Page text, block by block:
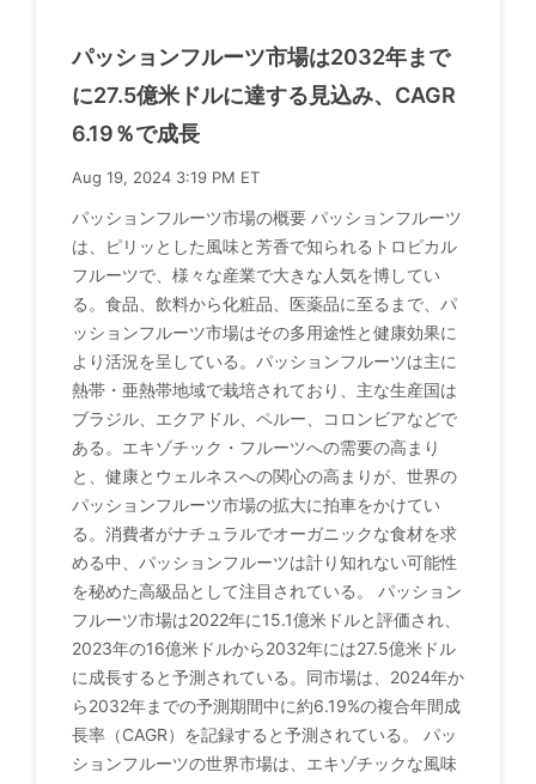
パッションフルーツ市場は2032年まで
に27.5億米ドルに達する見込み、CAGR
6.19％で成長
Aug 19, 2024 3:19 PM ET
パッションフルーツ市場の概要 パッションフルーツ
は、ピリッとした風味と芳香で知られるトロピカル
フルーツで、様々な産業で大きな人気を博してい
る。食品、飲料から化粧品、医薬品に至るまで、パ
ッションフルーツ市場はその多用途性と健康効果に
より活況を呈している。パッションフルーツは主に
熱帯・亜熱帯地域で栽培されており、主な生産国は
ブラジル、エクアドル、ペルー、コロンビアなどで
ある。エキゾチック・フルーツへの需要の高まり
と、健康とウェルネスへの関心の高まりが、世界の
パッションフルーツ市場の拡大に拍車をかけてい
る。消費者がナチュラルでオーガニックな食材を求
める中、パッションフルーツは計り知れない可能性
を秘めた高級品として注目されている。 パッション
フルーツ市場は2022年に15.1億米ドルと評価され、
2023年の16億米ドルから2032年には27.5億米ドル
に成長すると予測されている。同市場は、2024年か
ら2032年までの予測期間中に約6.19%の複合年間成
長率（CAGR）を記録すると予測されている。 パッ
ションフルーツの世界市場は、エキゾチックな風味